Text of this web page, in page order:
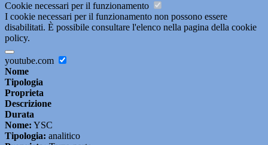
Cookie necessari per il funzionamento
I cookie necessari per il funzionamento non possono essere
disabilitati. È possibile consultare l'elenco nella pagina della cookie
policy.
youtube.com
Nome
Tipologia
Proprieta
Descrizione
Durata
Nome: YSC
Tipologia: analitico